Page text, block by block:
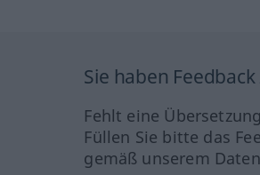
Sie haben
Fehlt eine
Füllen Sie bitte das
gemäß unserem